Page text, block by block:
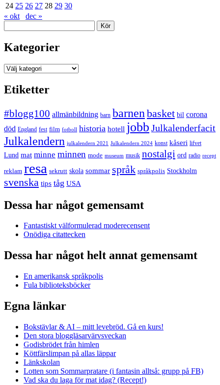
24 25 26 27 28 29 30
« okt
dec »
Kategorier
Kategorier
Etiketter
#blogg100 allmänbildning barn barnen basket bil corona
död England fest film fotboll historia hotell jobb Julkalenderfacit
Julkalendern julkalendern 2021 Julkalendern 2024 konst kåseri lifvet
Lund mat minne minnen mode museum musik nostalgi ord radio recept
reklam resa sekrutt skola sommar språk språkpolis Stockholm
svenska tips tåg USA
Dessa har något gemensamt
Fantastiskt välformulerad moderecensent
Onödiga citattecken
Dessa har något helt annat gemensamt
En amerikansk språkpolis
Fula biblioteksböcker
Egna länkar
Bokstävlar & AI – mitt levebröd. Gå en kurs!
Den stora bloggläsarvärvsveckan
Godisbrödet från himlen
Köttfärslimpan på allas läppar
Länkskolan
Lotten som Sommarpratare (i fantasin alltså: grupp på FB)
Vad ska du laga för mat idag? (Recept!)